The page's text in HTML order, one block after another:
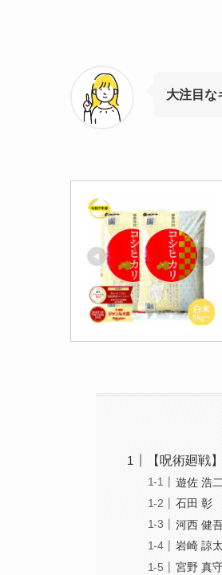
大注目な
【呪術廻戦
遊佐 浩二
石田 彰
河西 健
岩崎 諒太
宮野 真